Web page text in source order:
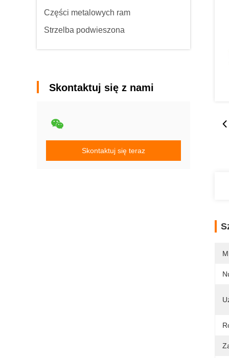
Części metalowych ram
Strzelba podwieszona
Skontaktuj się z nami
Skontaktuj się teraz